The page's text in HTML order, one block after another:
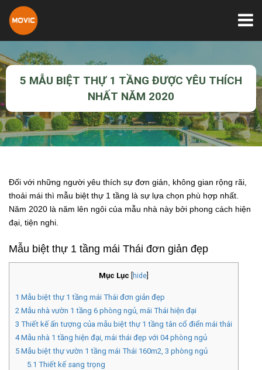
5 MẪU BIỆT THỰ 1 TẦNG ĐƯỢC YÊU THÍCH
NHẤT NĂM 2020
Đối với những người yêu thích sự đơn giản, không gian rộng rãi,
thoải mái thì mẫu biệt thự 1 tầng là sự lựa chọn phù hợp nhất.
Năm 2020 là năm lên ngôi của mẫu nhà này bởi phong cách hiện
đại, tiện nghi.
Mẫu biệt thự 1 tầng mái Thái đơn giản đẹp
Mục Lục hide
1 Mẫu biệt thự 1 tầng mái Thái đơn giản đẹp
2 Mẫu nhà vườn 1 tầng 6 phòng ngủ, mái Thái hiện đại
3 Thiết kế ấn tượng của mẫu biệt thự 1 tầng tân cổ điển mái thái
4Mẫu nhà 1 tầng hiện đại, mái thái đẹp với 04 phòng ngủ
5 Mẫu biệt thự vườn 1 tầng mái Thái 160m2, 3 phòng ngủ
5.1 Thiết kế sang trọng